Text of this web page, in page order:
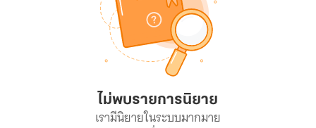
ไม่พบรายการนิยาย
เรามีนิยายในระบบมากมาย